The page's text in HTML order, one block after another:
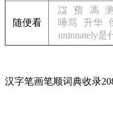
随便看
諡 蓣 馮 测
唾骂
升华
uninnately是
汉字笔画笔顺词典收录